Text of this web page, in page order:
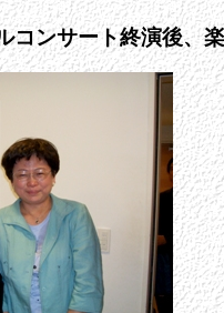
コンサート終演後、